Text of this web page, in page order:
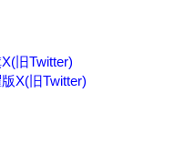
旧Twitter)
X(旧Twitter)